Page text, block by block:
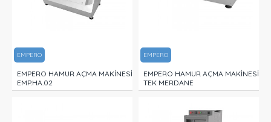
EMPERO
EMPERO HAMUR AÇMA MAKİNESİ
EMP.HA.02
EMPERO
EMPERO HAMUR AÇMA MAKİNESİ
TEK MERDANE